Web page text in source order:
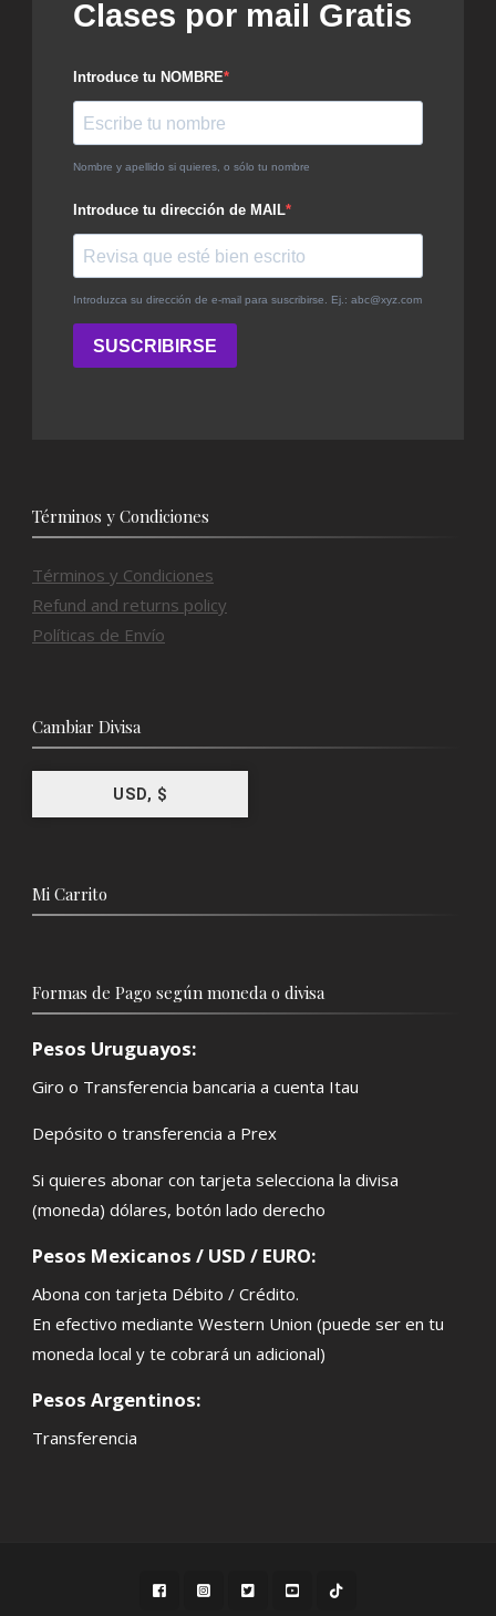
Términos y Condiciones
Términos y Condiciones
Refund and returns policy
Políticas de Envío
Cambiar Divisa
USD, $
Mi Carrito
Formas de Pago según moneda o divisa
Pesos Uruguayos:
Giro o Transferencia bancaria a cuenta Itau
Depósito o transferencia a Prex
Si quieres abonar con tarjeta selecciona la divisa
(moneda) dólares, botón lado derecho
Pesos Mexicanos / USD / EURO:
Abona con tarjeta Débito / Crédito.
En efectivo mediante Western Union (puede ser en tu
moneda local y te cobrará un adicional)
Pesos Argentinos:
Transferencia